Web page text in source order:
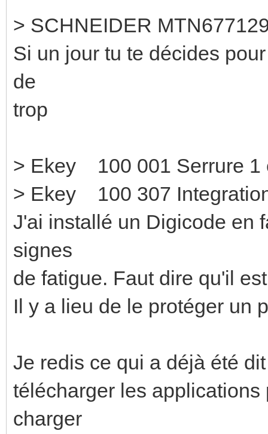
> SCHNEIDER
Si un jour tu te décides
de
trop
> Ekey 100 001
> Ekey 100 307
J'ai installé un Digicode en
signes
de fatigue. Faut dire qu'il
Il y a lieu de le protéger un
Je redis ce qui a déjà été
télécharger les
charger